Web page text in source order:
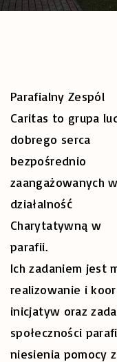
Parafialny Zespól
Caritas to grupa
dobrego serca
bezpośrednio
zaangażowanych w
działalność
Charytatywną w
parafii.
Ich zadaniem jest
realizowanie i
inicjatyw oraz
społeczności
niesienia pomocy